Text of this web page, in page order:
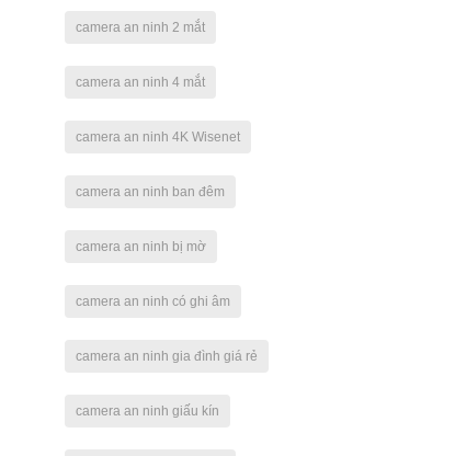
camera an ninh 2 mắt
camera an ninh 4 mắt
camera an ninh 4K Wisenet
camera an ninh ban đêm
camera an ninh bị mờ
camera an ninh có ghi âm
camera an ninh gia đình giá rẻ
camera an ninh giấu kín